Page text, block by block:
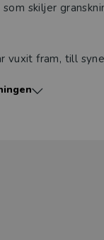
skiljer
vuxit fram, till
de vore